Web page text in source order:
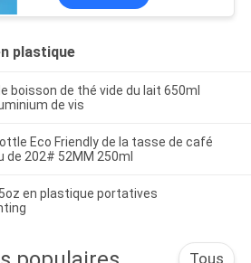
plastique
boisson de thé vide du lait 650ml
de vis
Eco Friendly de la tasse de café
de 202# 52MM 250ml
en plastique portatives
Tous